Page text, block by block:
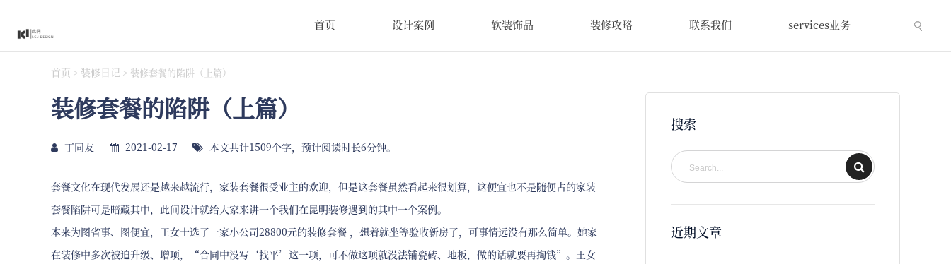
首页 设计案例 软装饰品 装修攻略 联系我们 services业务
首页 > 装修日记 > 装修套餐的陷阱（上篇）
装修套餐的陷阱（上篇）
丁同友 2021-02-17 本文共计1509个字，预计阅读时长6分钟。
套餐文化在现代发展还是越来越流行，家装套餐很受业主的欢迎，但是这套餐虽然看起来很划算，这便宜也不是随便占的家装
套餐陷阱可是暗藏其中，此间设计就给大家来讲一个我们在昆明装修遇到的其中一个案例。
本来为图省事、图便宜，王女士选了一家小公司28800元的装修套餐 ，想着就坐等验收新房了，可事情远没有那么简单。她家
在装修中多次被迫升级、增项，“合同中没写‘找平’这一项，可不做这项就没法铺瓷砖、地板，做的话就要再掏钱”。王女
搜索
近期文章